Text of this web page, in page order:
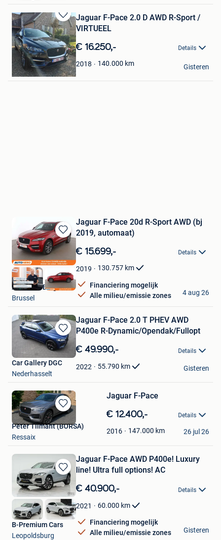
Bewaren
in
Mijn
Favorieten
Jaguar F-Pace 2.0 D AWD R-Sport /
VIRTUEEL
€ 16.250,- Details
2018 140.000 km
dennis
Maaseik
Gisteren
Bewaren
in
Favorieten
Jaguar F-Pace 20d R-Sport AWD (bj
2019, automaat)
€ 15.699,- Details
2019 130.757 km
Financiering mogelijk
Alle milieu/emissie zones
Autohero België
Brussel
4 aug 26
Bewaren
in
Mijn
Favorieten
Jaguar F-Pace 2.0 T PHEV AWD
P400e R-Dynamic/Opendak/Fullopt
€ 49.990,- Details
2022 55.790 km
Car Gallery DGC
Nederhasselt
Gisteren
Bewaren
in
Mijn
Jaguar F-Pace
€ 12.400,- Details
2016 147.000 km
Peter Tilmant (BORSA)
Ressaix
26 jul 26
Bewaren
in
Mijn
Favorieten
Jaguar F-Pace AWD P400e! Luxury
line! Ultra full options! AC
€ 40.900,- Details
2021 60.000 km
Financiering mogelijk
Alle milieu/emissie zones
B-Premium Cars
Leopoldsburg
Gisteren